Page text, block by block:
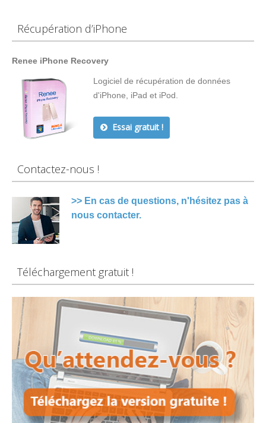
Récupération d’iPhone
Renee iPhone Recovery
Logiciel de récupération de données
d'iPhone, iPad et iPod.
Essai gratuit !
Contactez-nous !
>> En cas de questions, n'hésitez pas à
nous contacter.
Téléchargement gratuit !